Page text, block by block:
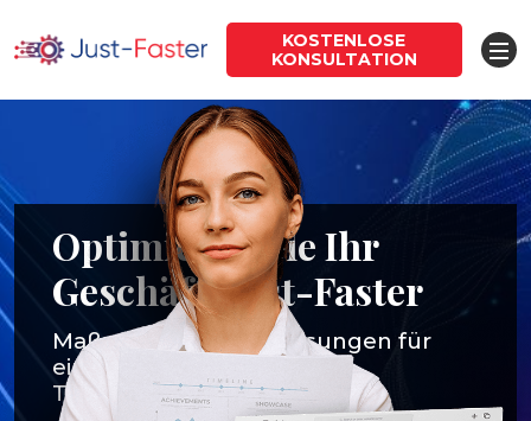
KOSTENLOSE
KONSULTATION
Optimieren Sie Ihr
Geschäft, Just-Faster
Maßgeschneiderte Lösungen für
eine nachhaltige digitale
Transformation